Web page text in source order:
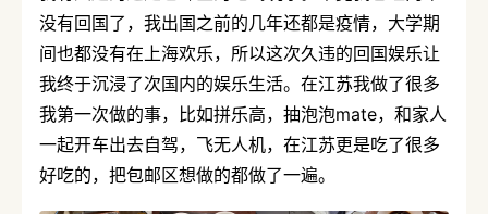
没有回国了，我出国之前的几年还都是疫情，大学期
间也都没有在上海欢乐，所以这次久违的回国娱乐让
我终于沉浸了次国内的娱乐生活。在江苏我做了很多
我第一次做的事，比如拼乐高，抽泡泡mate，和家人
一起开车出去自驾，飞无人机，在江苏更是吃了很多
好吃的，把包邮区想做的都做了一遍。